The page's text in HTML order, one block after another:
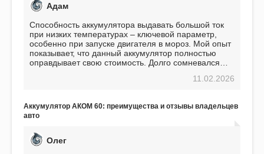
Адам
Способность аккумулятора выдавать большой ток
при низких температурах – ключевой параметр,
особенно при запуске двигателя в мороз. Мой опыт
показывает, что данный аккумулятор полностью
оправдывает свою стоимость. Долго сомневался
пожалел. Считаю, что это отличное вложение,11.02.2026
Аккумулятор АКОМ 60: преимущества и отзывы владельцев
авто
Олег